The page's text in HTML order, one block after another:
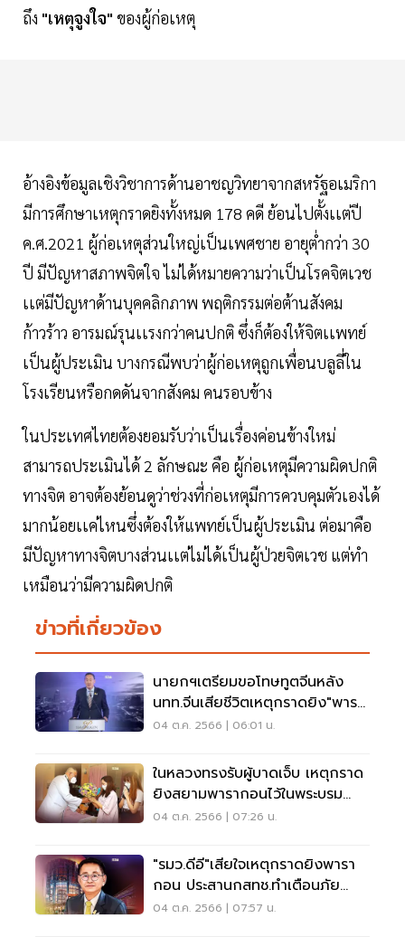
ถึง "เหตุจูงใจ" ของผู้ก่อเหตุ
อ้างอิงข้อมูลเชิงวิชาการด้านอาชญวิทยาจากสหรัฐอเมริกา
มีการศึกษาเหตุกราดยิงทั้งหมด 178 คดี ย้อนไปตั้งเเต่ปี
ค.ศ.2021 ผู้ก่อเหตุส่วนใหญ่เป็นเพศชาย อายุต่ำกว่า 30
ปี มีปัญหาสภาพจิตใจ ไม่ได้หมายความว่าเป็นโรคจิตเวช
เเต่มีปัญหาด้านบุคคลิกภาพ พฤติกรรมต่อต้านสังคม
ก้าวร้าว อารมณ์รุนเเรงกว่าคนปกติ ซึ่งก็ต้องให้จิตเเพทย์
เป็นผู้ประเมิน บางกรณีพบว่าผู้ก่อเหตุถูกเพื่อนบลูลี่ใน
โรงเรียนหรือกดดันจากสังคม คนรอบข้าง
ในประเทศไทยต้องยอมรับว่าเป็นเรื่องค่อนข้างใหม่
สามารถประเมินได้ 2 ลักษณะ คือ ผู้ก่อเหตุมีความผิดปกติ
ทางจิต อาจต้องย้อนดูว่าช่วงที่ก่อเหตุมีการควบคุมตัวเองได้
มากน้อยเเค่ไหนซึ่งต้องให้แพทย์เป็นผู้ประเมิน ต่อมาคือ
มีปัญหาทางจิตบางส่วนเเต่ไม่ได้เป็นผู้ป่วยจิตเวช แต่ทำ
เหมือนว่ามีความผิดปกติ
ข่าวที่เกี่ยวข้อง
นายกฯเตรียมขอโทษทูตจีนหลัง
นทท.จีนเสียชีวิตเหตุกราดยิง"พารา
กอน"
04 ต.ค. 2566 | 06:01 น.
ในหลวงทรงรับผู้บาดเจ็บ เหตุกราด
ยิงสยามพารากอนไว้ในพระบรม
ราชานุเคราะห์
04 ต.ค. 2566 | 07:26 น.
"รมว.ดีอี"เสียใจเหตุกราดยิงพารา
กอน ประสานกสทช.ทำเตือนภัย
เจาะจง
04 ต.ค. 2566 | 07:57 น.